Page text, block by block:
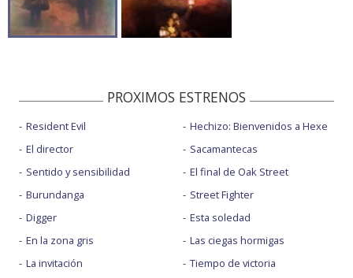
PROXIMOS ESTRENOS
Resident Evil
El director
Sentido y sensibilidad
Burundanga
Digger
En la zona gris
La invitación
Hechizo: Bienvenidos a Hexe
Sacamantecas
El final de Oak Street
Street Fighter
Esta soledad
Las ciegas hormigas
Tiempo de victoria